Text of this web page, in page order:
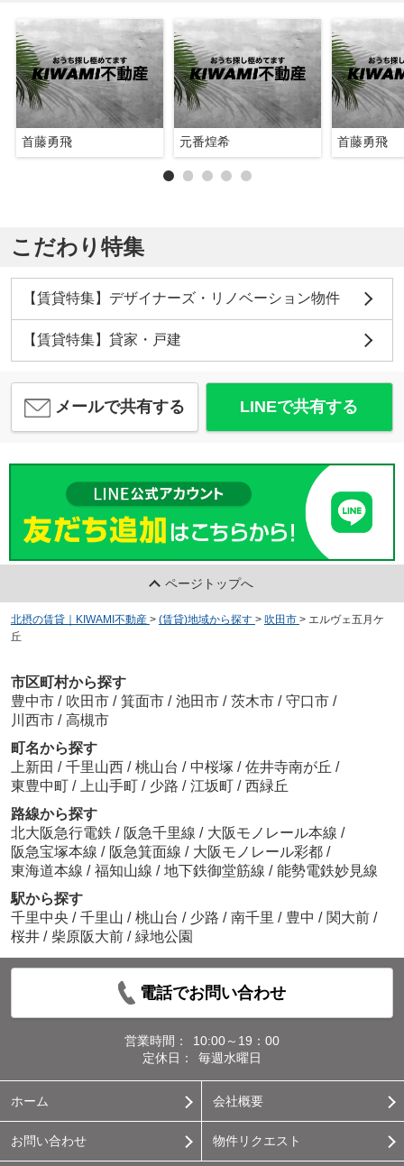
首藤勇飛 元番煌希 首藤勇飛
こだわり特集
【賃貸特集】デザイナーズ・リノベーション物件
【賃貸特集】貸家・戸建
メールで共有する LINEで共有する
ページトップへ
北摂の賃貸｜KIWAMI不動産 > (賃貸)地域から探す > 吹田市 > エルヴェ五月ケ
丘
市区町村から探す
豊中市 / 吹田市 / 箕面市 / 池田市 / 茨木市 / 守口市 /
川西市 / 高槻市
町名から探す
上新田 / 千里山西 / 桃山台 / 中桜塚 / 佐井寺南が丘 /
東豊中町 / 上山手町 / 少路 / 江坂町 / 西緑丘
路線から探す
北大阪急行電鉄 / 阪急千里線 / 大阪モノレール本線 /
阪急宝塚本線 / 阪急箕面線 / 大阪モノレール彩都 /
東海道本線 / 福知山線 / 地下鉄御堂筋線 / 能勢電鉄妙見線
駅から探す
千里中央 / 千里山 / 桃山台 / 少路 / 南千里 / 豊中 / 関大前 /
桜井 / 柴原阪大前 / 緑地公園
電話でお問い合わせ
営業時間：
10:00～19：00
定休日：
毎週水曜日
ホーム 会社概要
お問い合わせ 物件リクエスト